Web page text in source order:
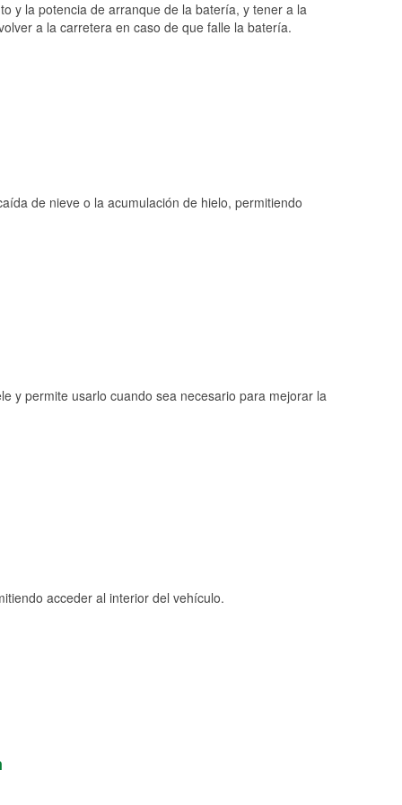
y la potencia de arranque de la batería, y tener a la
a la carretera en caso de que falle la batería.
de nieve o la acumulación de hielo, permitiendo
y permite usarlo cuando sea necesario para mejorar la
acceder al interior del vehículo.